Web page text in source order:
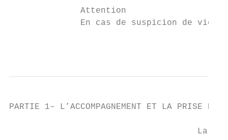
              Attention
En cas de suspicion de
PARTIE 1– L’ACCOMPAGNEMENT ET LA PRISE EN
La